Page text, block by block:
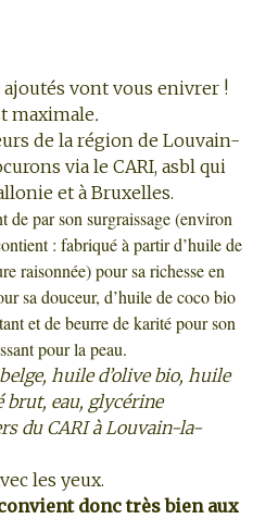
ajoutés vont vous enivrer !
maximale.
de la région de Louvain-
via le CARI, asbl qui
et à Bruxelles.
de par son surgraissage (environ
: fabriqué à partir d’huile de
raisonnée) pour sa richesse en
sa douceur, d’huile de coco bio
et de beurre de karité pour son
pour la peau.
huile d’olive bio, huile
brut, eau, glycérine
du CARI à Louvain-la-
les yeux.
donc très bien aux